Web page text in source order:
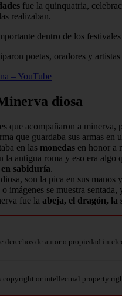
fue la quinquatria,
realizaban.
dentro de los
poetas, oradores y
– YouTube
diosa
que acompañaron a
que guardaba sus armas en
en las monedas en honor a
antigua roma y eso era algo
sabiduría.
son la pica en sus
imágenes se muestra
fue la abeja, el dragón, la
derechos de autor o propiedad
or intellectual property